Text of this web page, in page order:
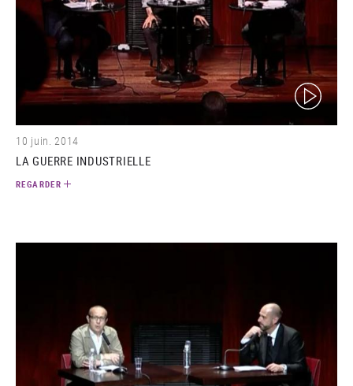
(video)
10 juin. 2014
LA GUERRE INDUSTRIELLE
REGARDER